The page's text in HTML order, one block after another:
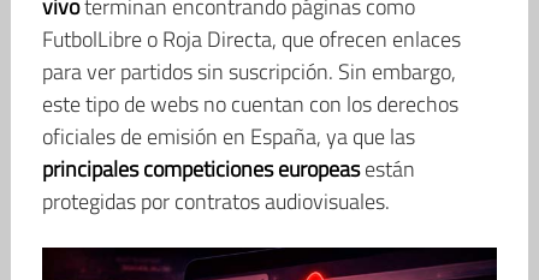
vivoterminan encontrando páginas como
FutbolLibre o Roja Directa, que ofrecen enlaces
para ver partidos sin suscripción. Sin embargo,
este tipo de webs no cuentan con los derechos
oficiales de emisión en España, ya que las
principales competiciones europeasestán
protegidas por contratos audiovisuales.